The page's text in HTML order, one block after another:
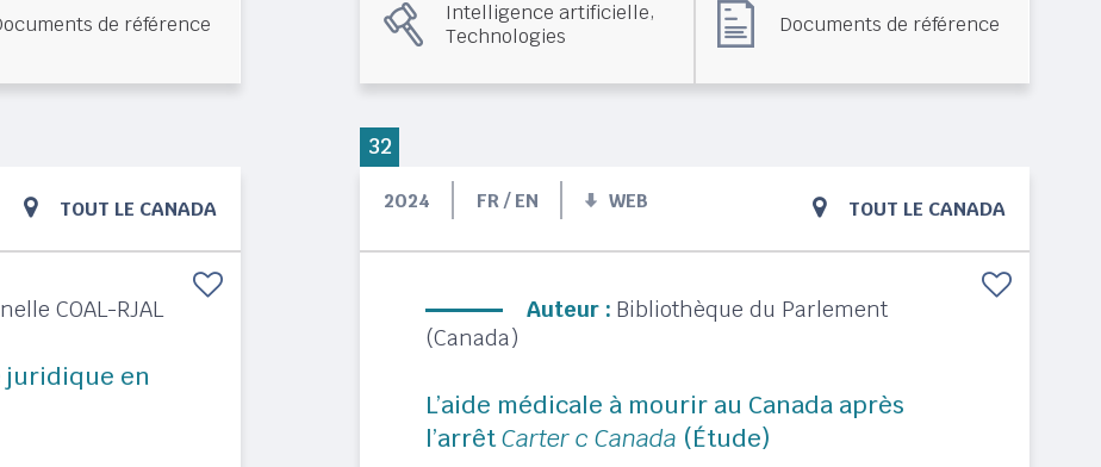
de référence Intelligence artificielle,
Technologies
Documents de référence
TOUT LE CANADA
COAL-RJAL
juridique en
2024 FR / EN WEB TOUT LE CANADA
Auteur : Bibliothèque du Parlement
(Canada)
L’aide médicale à mourir au Canada après
l’arrêtCarter c Canada (Étude)
32